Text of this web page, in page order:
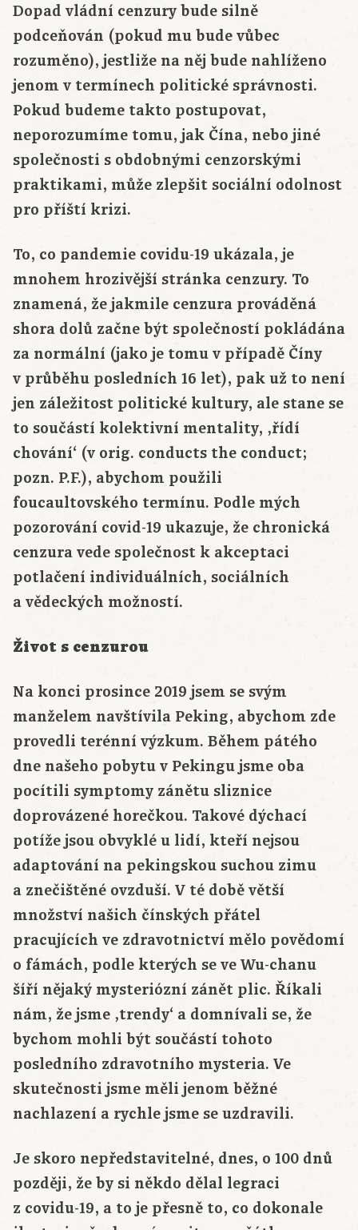
Dopad vládní cenzury bude silně
podceňován (pokud mu bude vůbec
rozuměno), jestliže na něj bude nahlíženo
jenom v termínech politické správnosti.
Pokud budeme takto postupovat,
neporozumíme tomu, jak Čína, nebo jiné
společnosti s obdobnými cenzorskými
praktikami, může zlepšit sociální odolnost
pro příští krizi.
To, co pandemie covidu-19 ukázala, je
mnohem hrozivější stránka cenzury. To
znamená, že jakmile cenzura prováděná
shora dolů začne být společností pokládána
za normální (jako je tomu v případě Číny
v průběhu posledních 16 let), pak už to není
jen záležitost politické kultury, ale stane se
to součástí kolektivní mentality, ‚řídí
chování‘ (v orig. conducts the conduct;
pozn. P.F.), abychom použili
foucaultovského termínu. Podle mých
pozorování covid-19 ukazuje, že chronická
cenzura vede společnost k akceptaci
potlačení individuálních, sociálních
a vědeckých možností.
Život s cenzurou
Na konci prosince 2019 jsem se svým
manželem navštívila Peking, abychom zde
provedli terénní výzkum. Během pátého
dne našeho pobytu v Pekingu jsme oba
pocítili symptomy zánětu sliznice
doprovázené horečkou. Takové dýchací
potíže jsou obvyklé u lidí, kteří nejsou
adaptování na pekingskou suchou zimu
a znečištěné ovzduší. V té době větší
množství našich čínských přátel
pracujících ve zdravotnictví mělo povědomí
o fámách, podle kterých se ve Wu-chanu
šíří nějaký mysteriózní zánět plic. Říkali
nám, že jsme ‚trendy‘ a domnívali se, že
bychom mohli být součástí tohoto
posledního zdravotního mysteria. Ve
skutečnosti jsme měli jenom běžné
nachlazení a rychle jsme se uzdravili.
Je skoro nepředstavitelné, dnes, o 100 dnů
později, že by si někdo dělal legraci
z covidu-19, a to je přesně to, co dokonale